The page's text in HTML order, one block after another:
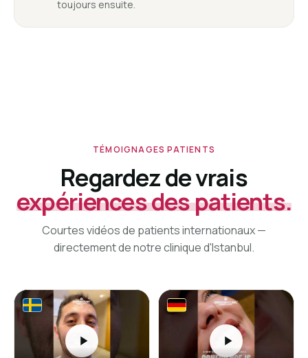
toujours ensuite.
TÉMOIGNAGES PATIENTS
Regardez de vrais
expériences des patients.
Courtes vidéos de patients internationaux —
directement de notre clinique d'Istanbul.